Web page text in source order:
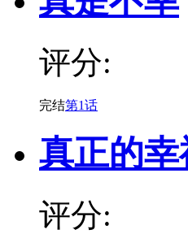
评分:
完结第1话
真正的幸
评分: